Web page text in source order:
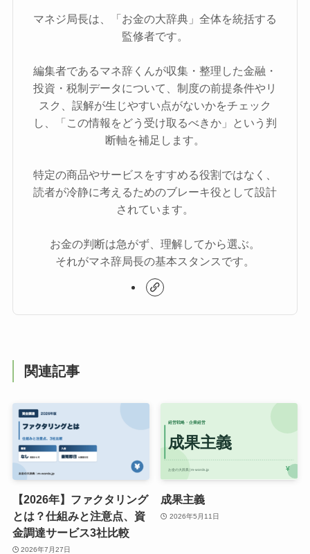
マネジ局長は、「お金の大辞典」全体を統括する
監修者です。
編集者であるマネ辞くんが収集・整理した金融・
投資・税制データについて、制度の前提条件やリ
スク、誤解が生じやすい点がないかをチェック
し、「この情報をどう受け取るべきか」という判
断軸を補足します。
特定の商品やサービスをすすめる役割ではなく、
読者が冷静に考えるためのブレーキ役として設計
されています。
お金の判断は急がず、理解してから選ぶ。
それがマネ辞局長の基本スタンスです。
関連記事
【2026年】ファクタリング
とは？仕組みと注意点、資
金調達サービス3社比較
2026年7月27日
成果主義
2026年5月11日